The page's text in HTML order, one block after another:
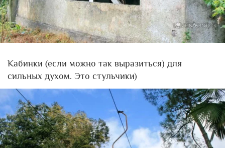
Кабинки (если можно так выразиться) для
сильных духом. Это стульчики)